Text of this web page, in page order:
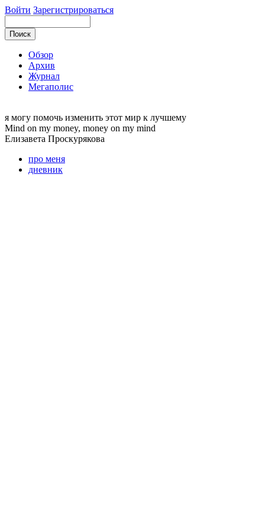
Войти Зарегистрироваться
Обзор
Архив
Журнал
Мегаполис
я могу помочь изменить этот мир к лучшему
Mind on my money, money on my mind
Елизавета Проскурякова
про меня
дневник